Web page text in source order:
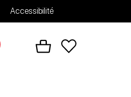
Accessibilité